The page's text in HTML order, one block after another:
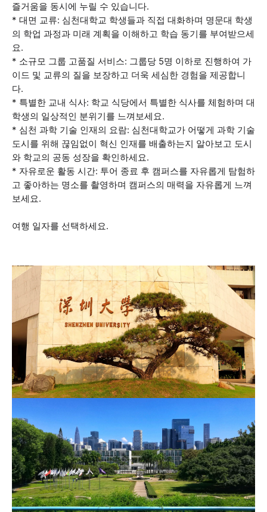
즐거움을 동시에 누릴 수 있습니다.
* 대면 교류: 심천대학교 학생들과 직접 대화하며 명문대 학생
의 학업 과정과 미래 계획을 이해하고 학습 동기를 부여받으세
요.
* 소규모 그룹 고품질 서비스: 그룹당 5명 이하로 진행하여 가
이드 및 교류의 질을 보장하고 더욱 세심한 경험을 제공합니
다.
* 특별한 교내 식사: 학교 식당에서 특별한 식사를 체험하며 대
학생의 일상적인 분위기를 느껴보세요.
* 심천 과학 기술 인재의 요람: 심천대학교가 어떻게 과학 기술
도시를 위해 끊임없이 혁신 인재를 배출하는지 알아보고 도시
와 학교의 공동 성장을 확인하세요.
* 자유로운 활동 시간: 투어 종료 후 캠퍼스를 자유롭게 탐험하
고 좋아하는 명소를 촬영하며 캠퍼스의 매력을 자유롭게 느껴
보세요.
여행 일자를 선택하세요.